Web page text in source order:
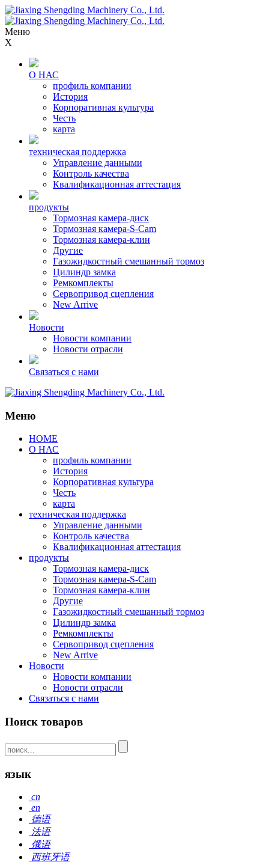
Меню
X
О НАС
профиль компании
История
Корпоративная культура
Честь
карта
техническая поддержка
Управление данными
Контроль качества
Квалификационная аттестация
продукты
Тормозная камера-диск
Тормозная камера-S-Cam
Тормозная камера-клин
Другие
Газожидкостный смешанный тормоз
Цилиндр замка
Ремкомплекты
Сервопривод сцепления
New Arrive
Новости
Новости компании
Новости отрасли
Связаться с нами
Меню
HOME
О НАС
профиль компании
История
Корпоративная культура
Честь
карта
техническая поддержка
Управление данными
Контроль качества
Квалификационная аттестация
продукты
Тормозная камера-диск
Тормозная камера-S-Cam
Тормозная камера-клин
Другие
Газожидкостный смешанный тормоз
Цилиндр замка
Ремкомплекты
Сервопривод сцепления
New Arrive
Новости
Новости компании
Новости отрасли
Связаться с нами
Поиск товаров
язык
cn
en
德语
法语
俄语
西班牙语